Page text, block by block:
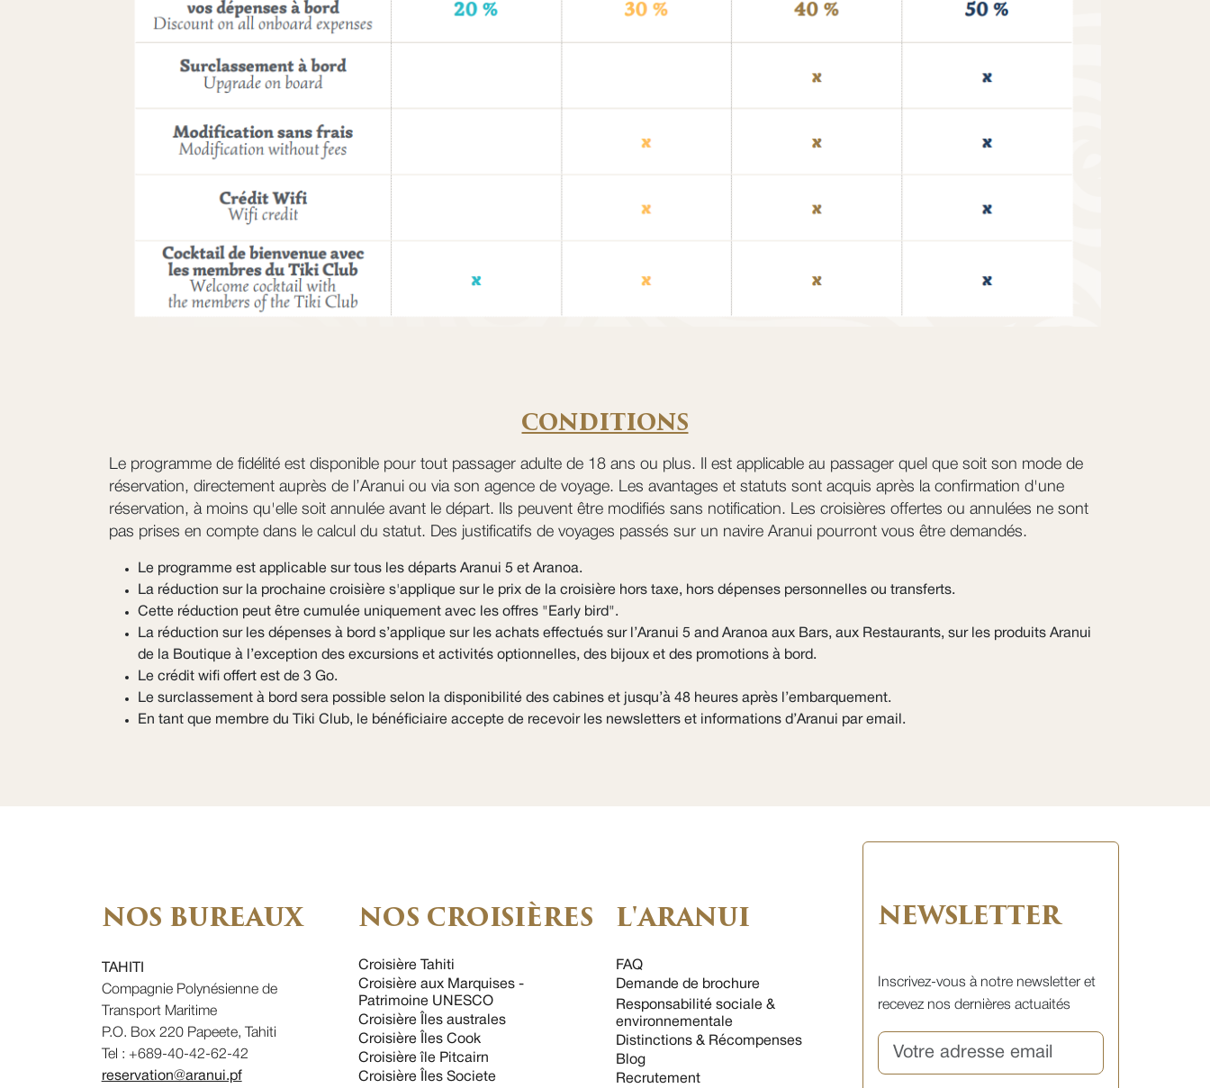
CONDITIONS
Le programme de fidélité est disponible pour tout passager adulte de 18 ans ou plus. Il est applicable au passager quel que soit son mode de
réservation, directement auprès de l’Aranui ou via son agence de voyage. Les avantages et statuts sont acquis après la confirmation d'une
réservation, à moins qu'elle soit annulée avant le départ. Ils peuvent être modifiés sans notification. Les croisières offertes ou annulées ne sont
pas prises en compte dans le calcul du statut. Des justificatifs de voyages passés sur un navire Aranui pourront vous être demandés.
Le programme est applicable sur tous les départs Aranui 5 et Aranoa.
La réduction sur la prochaine croisière s'applique sur le prix de la croisière hors taxe, hors dépenses personnelles ou transferts.
Cette réduction peut être cumulée uniquement avec les offres "Early bird".
La réduction sur les dépenses à bord s’applique sur les achats effectués sur l’Aranui 5 and Aranoa aux Bars, aux Restaurants, sur les produits Aranui
de la Boutique à l’exception des excursions et activités optionnelles, des bijoux et des promotions à bord.
Le crédit wifi offert est de 3 Go.
Le surclassement à bord sera possible selon la disponibilité des cabines et jusqu’à 48 heures après l’embarquement.
En tant que membre du Tiki Club, le bénéficiaire accepte de recevoir les newsletters et informations d’Aranui par email.
NOS BUREAUX
TAHITI
Compagnie Polynésienne de
Transport Maritime
P.O. Box 220 Papeete, Tahiti
Tel : +689-40-42-62-42
reservation@aranui.pf
NOS CROISIÈRES
Croisière Tahiti
Croisière aux Marquises -
Patrimoine UNESCO
Croisière Îles australes
Croisière Îles Cook
Croisière île Pitcairn
Croisière Îles Societe
L'ARANUI
FAQ
Demande de brochure
Responsabilité sociale &
environnementale
Distinctions & Récompenses
Blog
Recrutement
NEWSLETTER
Inscrivez-vous à notre newsletter et
recevez nos dernières actuaités